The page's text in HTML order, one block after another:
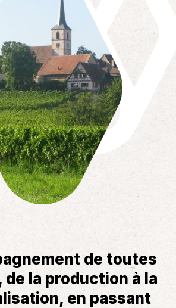
de toutes
la production à la
en passant